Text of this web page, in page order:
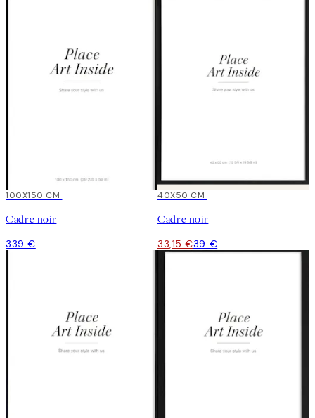
100X150 CM
Cadre noir
339 €
15%*
40X50 CM
Cadre noir
33,15 €39 €